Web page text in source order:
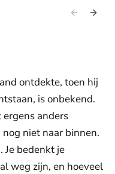
ontdekte, toen hij
is onbekend.
anders
niet naar binnen.
Je bedenkt je
weg zijn, en hoeveel